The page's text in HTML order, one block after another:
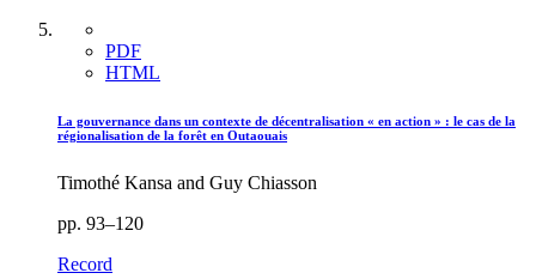
PDF
HTML
La gouvernance dans un contexte de décentralisation « en action » : le cas de la
régionalisation de la forêt en Outaouais
Timothé Kansa and Guy Chiasson
pp. 93–120
Record